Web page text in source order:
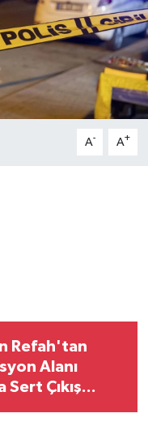
A- A+
Refah'tan
Alanı
Sert Çıkış...